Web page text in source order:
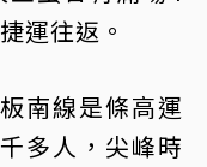
運往返。
南線是條高運
多人，尖峰時